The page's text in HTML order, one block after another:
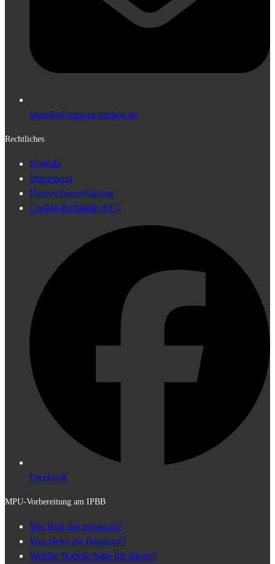
kontakt@mpu-in-itzehoe.de
Rechtliches
Kontakt
Impressum
Datenschutzerklärung
Cookie-Richtlinie (EU)
Facebook
MPU-Vorbereitung am IPBB
Wie läuft das genau ab?
Was bietet die Beratung?
Welche Vorteile habe ich davon?